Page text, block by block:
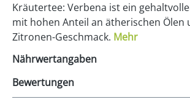
Kräutertee: Verbena ist ein
mit hohen Anteil an ätherischen Ölen
Zitronen-Geschmack. Mehr
Nährwertangaben
Bewertungen